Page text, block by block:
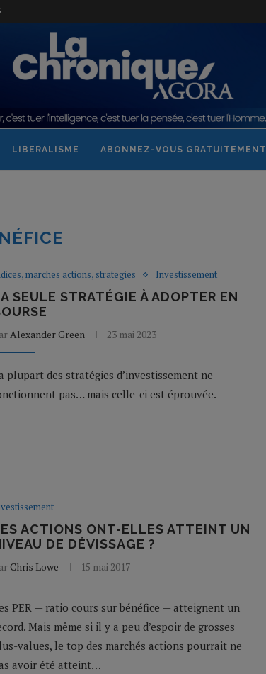
LIBERALISME ABONNEZ-VOUS GRATUITEMENT
marches actions, strategies Investissement
SEULE STRATÉGIE À ADOPTER EN
Alexander Green 23 mai 2023
plupart des stratégies d’investissement ne
pas… mais celle-ci est éprouvée.
ACTIONS ONT-ELLES ATTEINT UN
DE DÉVISSAGE ?
Chris Lowe 15 mai 2017
PER — ratio cours sur bénéfice — atteignent un
Mais même si il y a peu d’espoir de grosses
values, le top des marchés actions pourrait ne
avoir été atteint…